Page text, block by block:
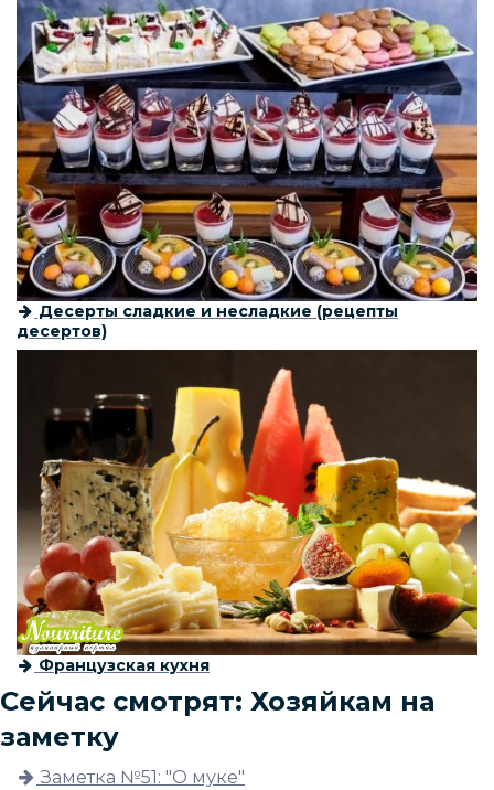
Десерты сладкие и несладкие (рецепты
десертов)
Французская кухня
Сейчас смотрят: Хозяйкам на
заметку
Заметка №51: "О муке"